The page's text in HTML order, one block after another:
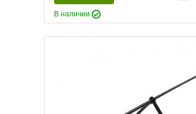
В наличии